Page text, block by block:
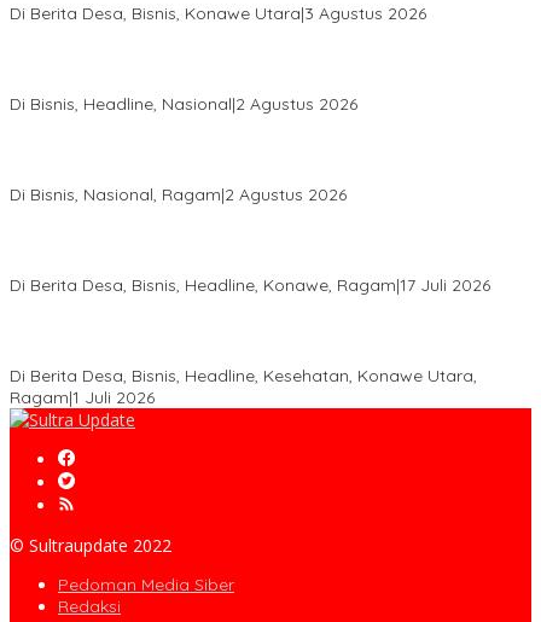
Di Berita Desa, Bisnis, Konawe Utara|3 Agustus 2026
Di Bisnis, Headline, Nasional|2 Agustus 2026
Di Bisnis, Nasional, Ragam|2 Agustus 2026
Di Berita Desa, Bisnis, Headline, Konawe, Ragam|17 Juli 2026
Di Berita Desa, Bisnis, Headline, Kesehatan, Konawe Utara,
Ragam|1 Juli 2026
© Sultraupdate 2022
Pedoman Media Siber
Redaksi